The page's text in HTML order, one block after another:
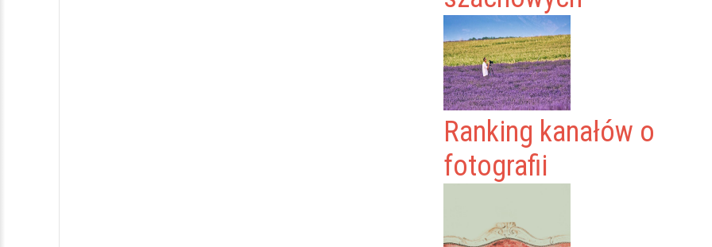
Ranking kanałów o
fotografii